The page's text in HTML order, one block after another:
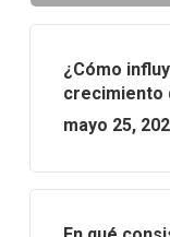
¿Cómo
crecimiento
mayo 25,